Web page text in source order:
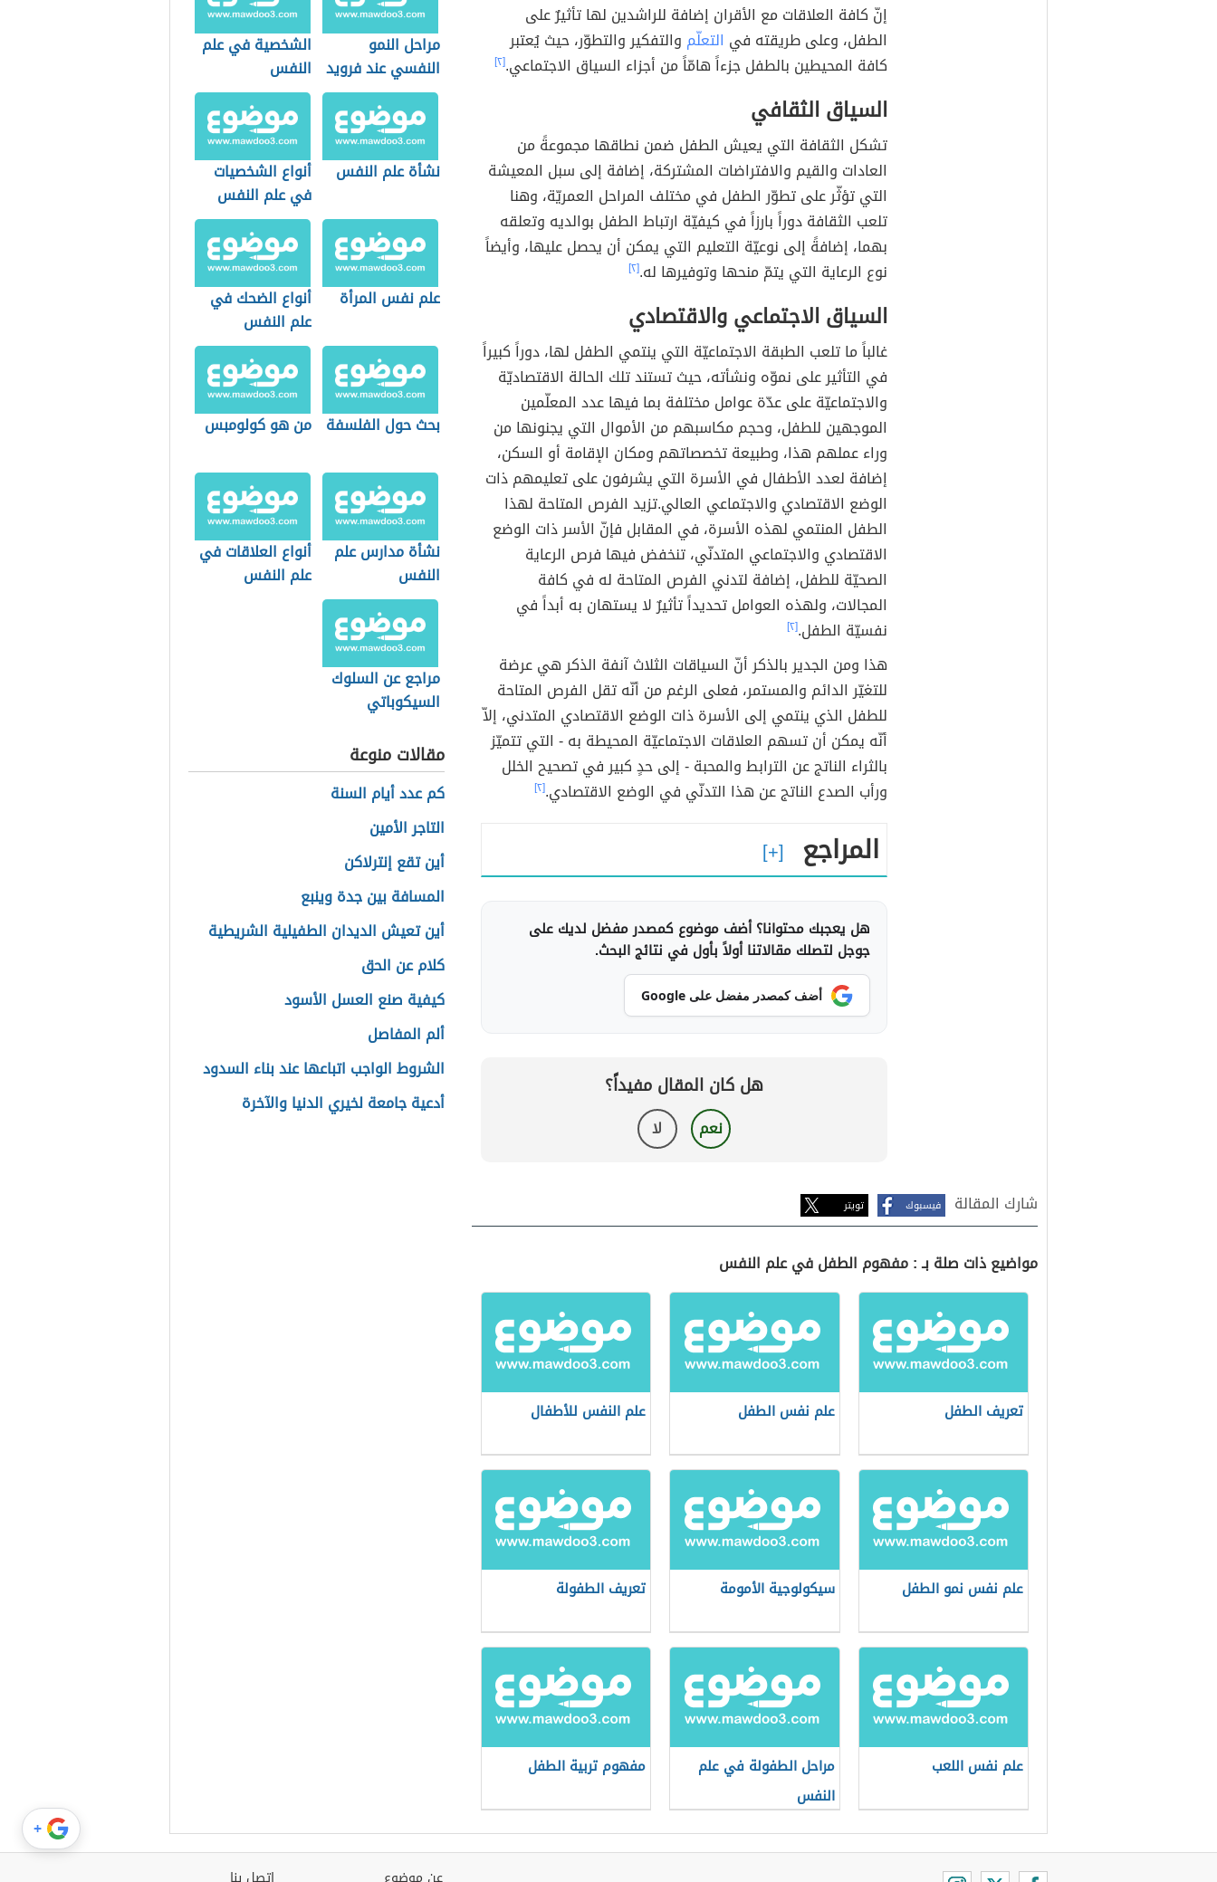
إنّ كافة العلاقات مع الأقران إضافة للراشدين لها تأثيرٌ على
الطفل، وعلى طريقته في التعلّم والتفكير والتطوّر، حيث يُعتبر
كافة المحيطين بالطفل جزءاً هامّاً من أجزاء السياق الاجتماعي.[٢]
السياق الثقافي
تشكل الثقافة التي يعيش الطفل ضمن نطاقها مجموعةً من
العادات والقيم والافتراضات المشتركة، إضافة إلى سبل المعيشة
التي تؤثّر على تطوّر الطفل في مختلف المراحل العمريّة، وهنا
تلعب الثقافة دوراً بارزاً في كيفيّة ارتباط الطفل بوالديه وتعلقه
بهما، إضافةً إلى نوعيّة التعليم التي يمكن أن يحصل عليها، وأيضاً
نوع الرعاية التي يتمّ منحها وتوفيرها له.[٢]
السياق الاجتماعي والاقتصادي
غالباً ما تلعب الطبقة الاجتماعيّة التي ينتمي الطفل لها، دوراً كبيراً
في التأثير على نموّه ونشأته، حيث تستند تلك الحالة الاقتصاديّة
والاجتماعيّة على عدّة عوامل مختلفة بما فيها عدد المعلّمين
الموجهين للطفل، وحجم مكاسبهم من الأموال التي يجنونها من
وراء عملهم هذا، وطبيعة تخصصاتهم ومكان الإقامة أو السكن،
إضافة لعدد الأطفال في الأسرة التي يشرفون على تعليمهم ذات
الوضع الاقتصادي والاجتماعي العالي.تزيد الفرص المتاحة لهذا
الطفل المنتمي لهذه الأسرة، في المقابل فإنّ الأسر ذات الوضع
الاقتصادي والاجتماعي المتدنّي، تنخفض فيها فرص الرعاية
الصحيّة للطفل، إضافة لتدني الفرص المتاحة له في كافة
المجالات، ولهذه العوامل تحديداً تأثيرٌ لا يستهان به أبداً في
نفسيّة الطفل.[٢]
هذا ومن الجدير بالذكر أنّ السياقات الثلاث آنفة الذكر هي عرضة
للتغيّر الدائم والمستمر، فعلى الرغم من أنّه تقل الفرص المتاحة
للطفل الذي ينتمي إلى الأسرة ذات الوضع الاقتصادي المتدني، إلاّ
أنّه يمكن أن تسهم العلاقات الاجتماعيّة المحيطة به - التي تتميّز
بالثراء الناتج عن الترابط والمحبة - إلى حدٍ كبير في تصحيح الخلل
ورأب الصدع الناتج عن هذا التدنّي في الوضع الاقتصادي.[٢]
المراجع
هل يعجبك محتوانا؟ أضف موضوع كمصدر مفضل لديك على
جوجل لتصلك مقالاتنا أولاً بأول في نتائج البحث.
أضف كمصدر مفضل على Google
هل كان المقال مفيداً؟
نعم لا
شارك المقالة فيسبوك تويتر
مواضيع ذات صلة بـ : مفهوم الطفل في علم النفس
تعريف الطفل علم نفس الطفل علم النفس للأطفال
علم نفس نمو الطفل سيكولوجية الأمومة تعريف الطفولة
علم نفس اللعب
مراحل الطفولة في علم
النفس
مفهوم تربية الطفل
مراحل النمو
النفسي عند فرويد
الشخصية في علم
النفس
نشأة علم النفس
أنواع الشخصيات
في علم النفس
علم نفس المرأة
أنواع الضحك في
علم النفس
بحث حول الفلسفة من هو كولومبس
نشأة مدارس علم
النفس
أنواع العلاقات في
علم النفس
مراجع عن السلوك
السيكوباتي
مقالات منوعة
كم عدد أيام السنة
التاجر الأمين
أين تقع إنترلاكن
المسافة بين جدة وينبع
أين تعيش الديدان الطفيلية الشريطية
كلام عن الحق
كيفية صنع العسل الأسود
ألم المفاصل
الشروط الواجب اتباعها عند بناء السدود
أدعية جامعة لخيري الدنيا والآخرة
+